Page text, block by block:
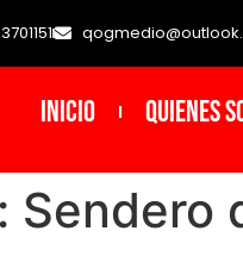
INICIO Quienes
Sendero